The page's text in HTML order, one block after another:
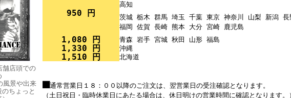
舗店頭での
景や出来
ちょっと
高知
950 円 茨城 栃木 群馬 埼玉 千葉 東京 神奈川 山梨 新潟 長
福岡 佐賀 長崎 熊本 大分 宮崎 鹿児島
1,080 円 青森 岩手 宮城 秋田 山形 福島
1,330 円 沖縄
1,510 円 北海道
■通常営業日１８：００以降のご注文は、翌営業日の受注確認となります。
（土日祝日・臨時休業日にあたる場合は、休日明けの営業時間に確認となります。